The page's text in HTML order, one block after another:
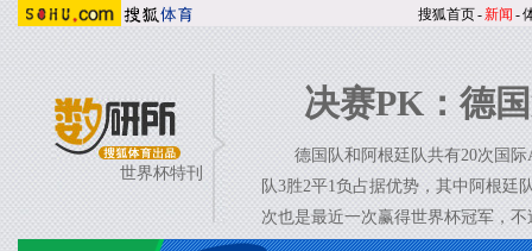
搜狐首页-新闻 -
世界杯特刊
决赛PK：德
德国队和阿根廷队共有20次国际A
队3胜2平1负占据优势，其中阿根廷
次也是最近一次赢得世界杯冠军，